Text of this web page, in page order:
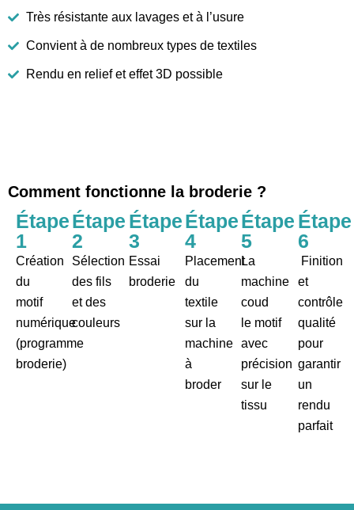
Très résistante aux lavages et à l’usure
Convient à de nombreux types de textiles
Rendu en relief et effet 3D possible
Comment fonctionne la broderie ?
Étape
1
Création
du
motif
numérique
(programme
broderie)
Étape
2
Sélection
des fils
et des
couleurs
Étape
3
Essai
broderie
Étape
4
Placement
du
textile
sur la
machine
à
broder
Étape
5
La
machine
coud
le motif
avec
précision
sur le
tissu
Étape
6
Finition
et
contrôle
qualité
pour
garantir
un
rendu
parfait